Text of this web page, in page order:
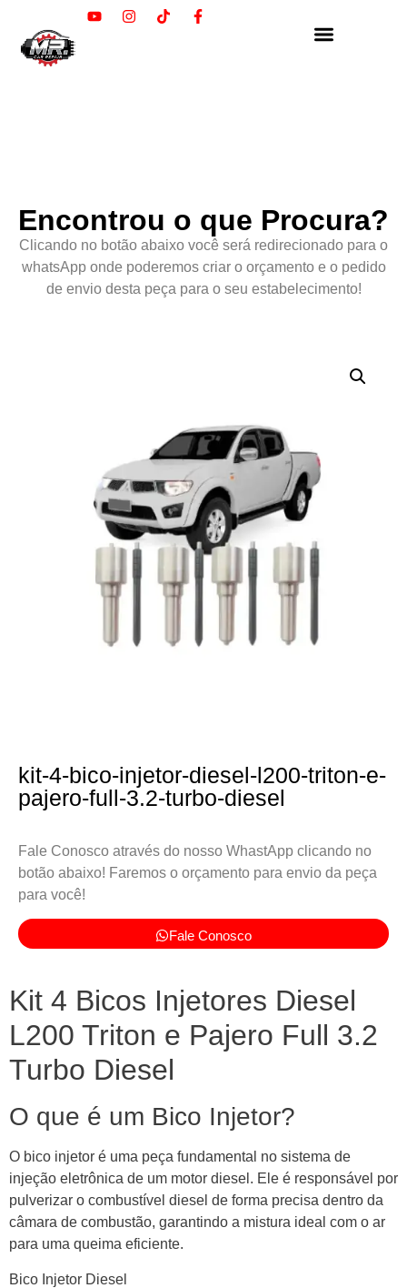
Encontrou o que Procura?
Clicando no botão abaixo você será redirecionado para o
whatsApp onde poderemos criar o orçamento e o pedido
de envio desta peça para o seu estabelecimento!
kit-4-bico-injetor-diesel-l200-triton-e-
pajero-full-3.2-turbo-diesel
Fale Conosco através do nosso WhastApp clicando no
botão abaixo! Faremos o orçamento para envio da peça
para você!
Fale Conosco
Kit 4 Bicos Injetores Diesel
L200 Triton e Pajero Full 3.2
Turbo Diesel
O que é um Bico Injetor?
O bico injetor é uma peça fundamental no sistema de
injeção eletrônica de um motor diesel. Ele é responsável por
pulverizar o combustível diesel de forma precisa dentro da
câmara de combustão, garantindo a mistura ideal com o ar
para uma queima eficiente.
Bico Injetor Diesel